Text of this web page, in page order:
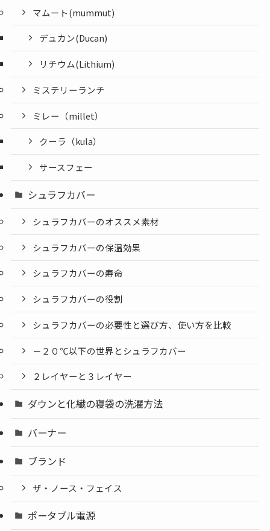
マムート(mummut)
デュカン(Ducan)
リチウム(Lithium)
ミステリーランチ
ミレー（millet）
クーラ（kula）
サースフェー
シュラフカバー
シュラフカバーのオススメ素材
シュラフカバーの保温効果
シュラフカバーの寿命
シュラフカバーの役割
シュラフカバーの必要性と選び方、使い方を比較
－２０℃以下の世界とシュラフカバー
２レイヤーと３レイヤー
ダウンと化繊の寝袋の洗濯方法
バーナー
ブランド
ザ・ノース・フェイス
ポータブル電源